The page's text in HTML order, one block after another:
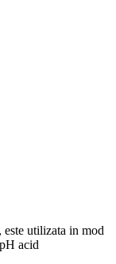
utilizata in mod
acid